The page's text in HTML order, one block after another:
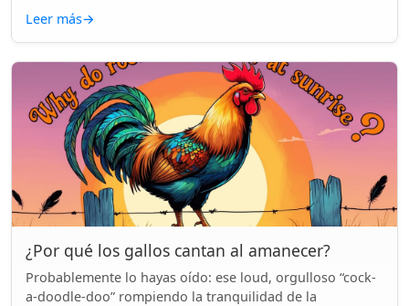
Leer más→
¿Por qué los gallos cantan al amanecer?
Probablemente lo hayas oído: ese loud, orgulloso “cock-
a-doodle-doo” rompiendo la tranquilidad de la